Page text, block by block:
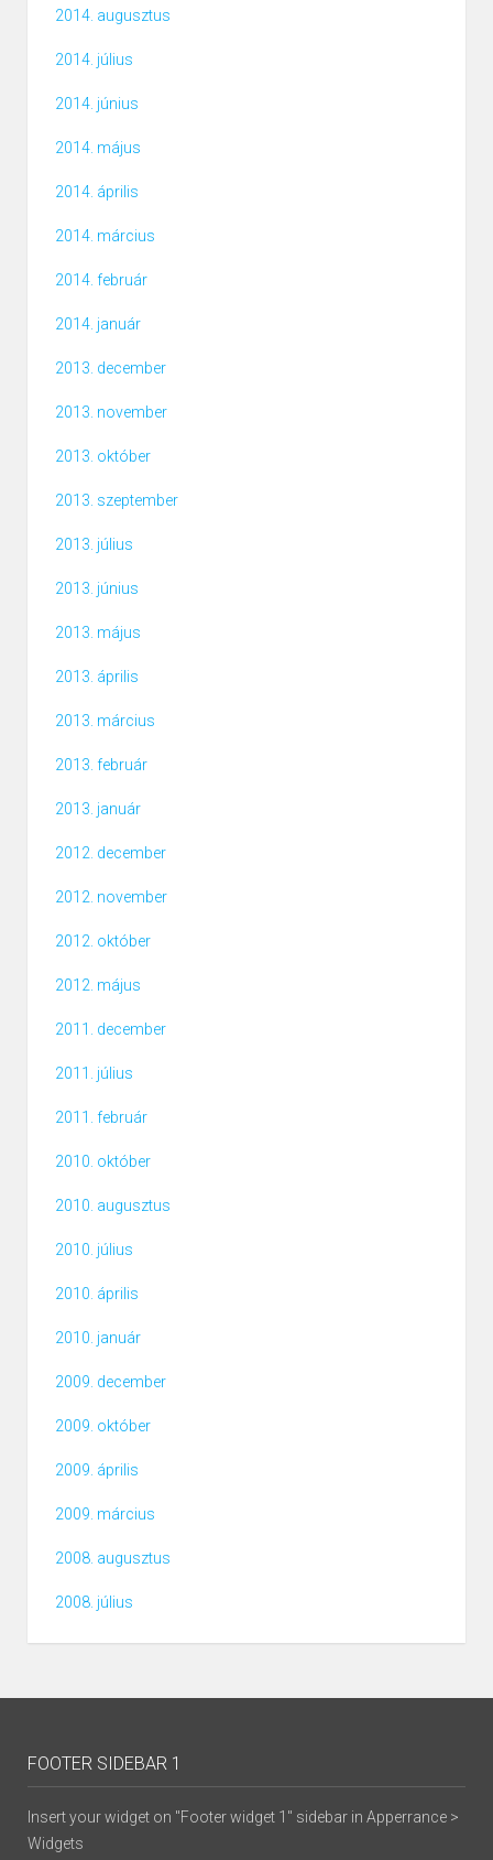
2014. augusztus
2014. július
2014. június
2014. május
2014. április
2014. március
2014. február
2014. január
2013. december
2013. november
2013. október
2013. szeptember
2013. július
2013. június
2013. május
2013. április
2013. március
2013. február
2013. január
2012. december
2012. november
2012. október
2012. május
2011. december
2011. július
2011. február
2010. október
2010. augusztus
2010. július
2010. április
2010. január
2009. december
2009. október
2009. április
2009. március
2008. augusztus
2008. július
FOOTER SIDEBAR 1
Insert your widget on "Footer widget 1" sidebar in Apperrance >
Widgets